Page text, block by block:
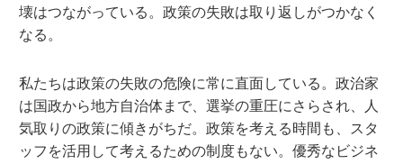
壊はつながっている。政策の失敗は取り返しがつかなく
なる。
私たちは政策の失敗の危険に常に直面している。政治家
は国政から地方自治体まで、選挙の重圧にさらされ、人
気取りの政策に傾きがちだ。政策を考える時間も、スタ
ッフを活用して考えるための制度もない。優秀なビジネ